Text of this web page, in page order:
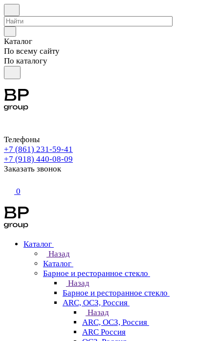
Каталог
По всему сайту
По каталогу
Телефоны
+7 (861) 231-59-41
+7 (918) 440-08-09
Заказать звонок
0
Каталог
Назад
Каталог
Барное и ресторанное стекло
Назад
Барное и ресторанное стекло
ARC, ОСЗ, Россия
Назад
ARC, ОСЗ, Россия
ARC Россия